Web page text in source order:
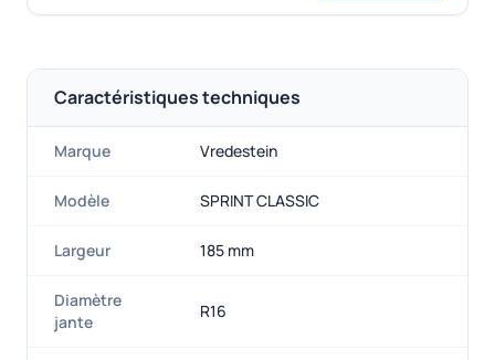
Caractéristiques techniques
Marque Vredestein
Modèle SPRINT CLASSIC
Largeur 185 mm
Diamètre
jante
R16